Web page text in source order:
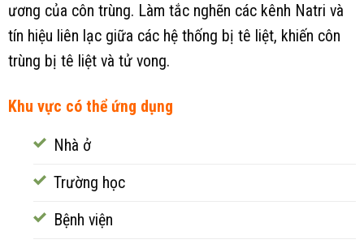
ương của côn trùng. Làm tắc nghẽn các kênh Natri và
tín hiệu liên lạc giữa các hệ thống bị tê liệt, khiến côn
trùng bị tê liệt và tử vong.
Khu vực có thể ứng dụng
Nhà ở
Trường học
Bệnh viện